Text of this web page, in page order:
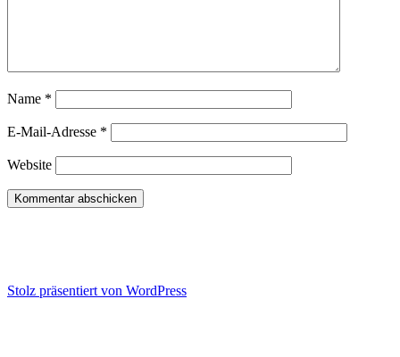
Name *
E-Mail-Adresse *
Website
Stolz präsentiert von WordPress